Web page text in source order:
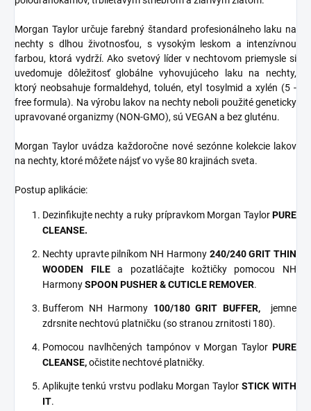
Morgan Taylor určuje farebný štandard profesionálneho laku na
nechty s dlhou životnosťou, s vysokým leskom a intenzívnou
farbou, ktorá vydrží. Ako svetový líder v nechtovom priemysle si
uvedomuje dôležitosť globálne vyhovujúceho laku na nechty,
ktorý neobsahuje formaldehyd, toluén, etyl tosylmid a xylén (5 -
free formula). Na výrobu lakov na nechty neboli použité geneticky
upravované organizmy (NON-GMO), sú VEGAN a bez gluténu.
Morgan Taylor uvádza každoročne nové sezónne kolekcie lakov
na nechty, ktoré môžete nájsť vo vyše 80 krajinách sveta.
Postup aplikácie:
Dezinfikujte nechty a ruky prípravkom Morgan TaylorPURE
CLEANSE.
Nechty upravte pilníkom NH Harmony 240/240 GRIT THIN
WOODEN FILEa pozatláčajte kožtičky pomocou NH
HarmonySPOON PUSHER & CUTICLE REMOVER.
Bufferom NH Harmony 100/180 GRIT BUFFER,jemne
zdrsnite nechtovú platničku (so stranou zrnitosti 180).
Pomocou navlhčených tampónov v Morgan Taylor PURE
CLEANSE,očistite nechtové platničky.
Aplikujte tenkú vrstvu podlaku Morgan TaylorSTICK WITH
IT.